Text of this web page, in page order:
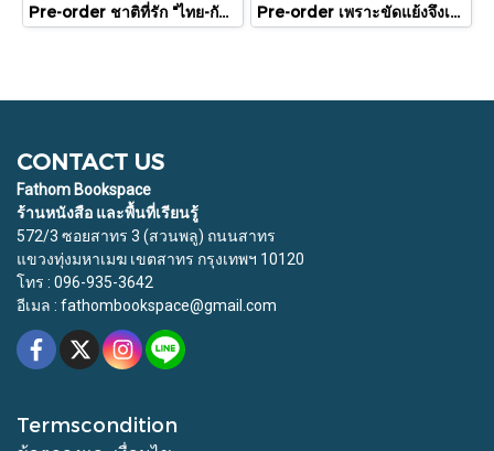
Pre-order ชาติที่รัก "ไทย-กัมพูชา" กับเส้นสมมติ / พวงทอง ภวัครพันธุ์ / มติชน Pre-order เพราะขัดแย้งจึงเป็นประวัติศาสตร์ "ไทย-กัมพูชา" กับความสัมพันธ์หวานปนขม / มติชน
CONTACT US
Fathom Bookspace
ร้านหนังสือ และพื้นที่เรียนรู้
572/3 ซอยสาทร 3 (สวนพลู) ถนนสาทร
แขวงทุ่งมหาเมฆ เขตสาทร กรุงเทพฯ 10120
โทร : 096-935-3642
อีเมล : fathombookspace@gmail.com
Termscondition